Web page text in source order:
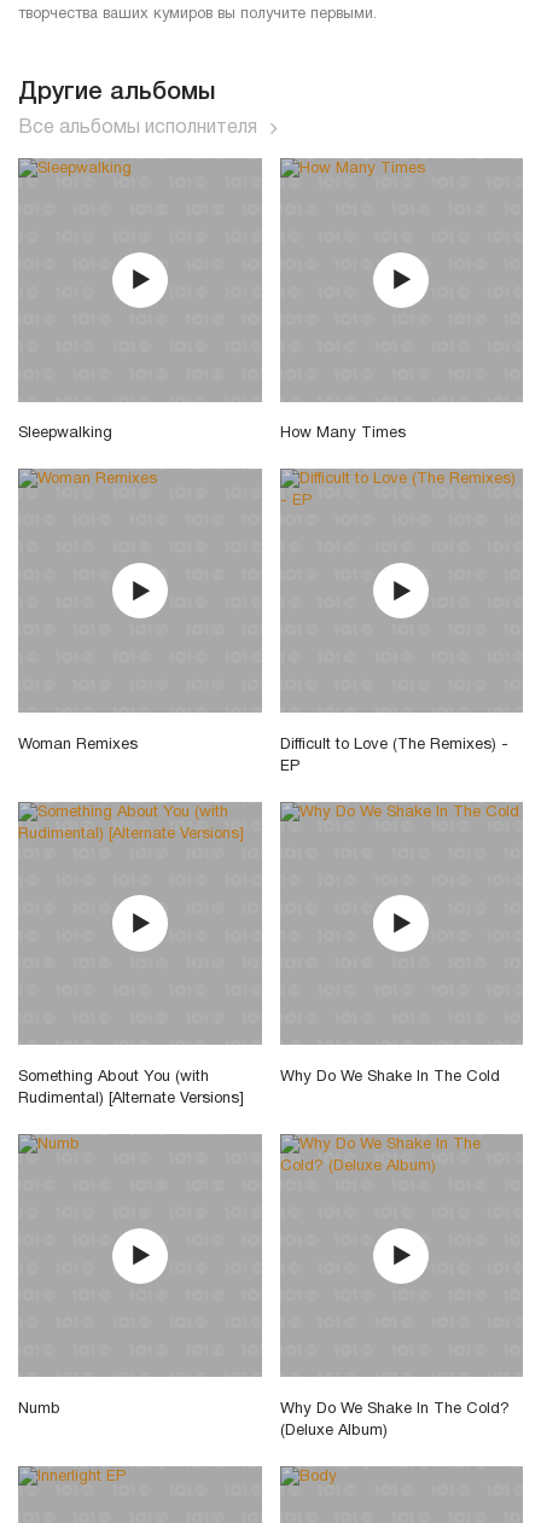
творчества ваших кумиров вы получите первыми.
Другие альбомы
Все альбомы исполнителя
Sleepwalking How Many Times
Woman Remixes
Difficult to Love (The Remixes) -
EP
Something About You (with
Rudimental) [Alternate Versions]
Why Do We Shake In The Cold
Numb
Why Do We Shake In The Cold?
(Deluxe Album)